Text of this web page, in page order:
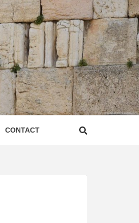
CONTACT